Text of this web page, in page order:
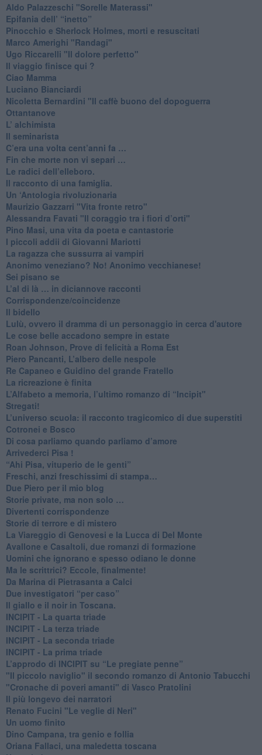
​Aldo Palazzeschi "Sorelle Materassi"
​Epifania dell’ “inetto”
Pinocchio e Sherlock Holmes, morti e resuscitati
​Marco Amerighi "Randagi"
Ugo Riccarelli "Il dolore perfetto"
​Il viaggio finisce qui ?
​Ciao Mamma
​Luciano Bianciardi
​Nicoletta Bernardini "Il caffè buono del dopoguerra
​Ottantanove
​L’ alchimista
Il seminarista
​C’era una volta cent’anni fa …
​Fin che morte non vi separi …
​Le radici dell’elleboro.
​Il racconto di una famiglia.
Un ‘Antologia rivoluzionaria
​Maurizio Gazzarri "Vita fronte retro"
​Alessandra Favati "Il coraggio tra i fiori d’orti"
​Pino Masi, una vita da poeta e cantastorie
​I piccoli addii di Giovanni Mariotti
​La ragazza che sussurra ai vampiri
​Anonimo veneziano? No! Anonimo vecchianese!
​Sei pisano se
​L’al di là … in diciannove racconti
Corrispondenze/coincidenze
Il bidello
Lulù, ovvero il dramma di un personaggio in cerca d'autore
Le cose belle accadono sempre in estate
Roan Johnson, Prove di felicità a Roma Est
Piero Pancanti, L’albero delle nespole
Re Capaneo e Guidino del grande Fratello
La ricreazione è finita
​L’Alfabeto a memoria, l’ultimo romanzo di “Incipit"
​Stregati!
L’universo scuola: il racconto tragicomico di due superstiti
Cotronei e Bosco
Di cosa parliamo quando parliamo d’amore
Arrivederci Pisa !
​“Ahi Pisa, vituperio de le genti”
Freschi, anzi freschissimi di stampa…
​Due Piero per il mio blog
​Storie private, ma non solo …
Divertenti corrispondenze
Storie di terrore e di mistero
La Viareggio di Genovesi e la Lucca di Del Monte
Avallone e Casaltoli, due romanzi di formazione
​Uomini che ignorano e spesso odiano le donne
Ma le scrittrici? Eccole, finalmente!
Da Marina di Pietrasanta a Calci
​Due investigatori “per caso”
​Il giallo e il noir in Toscana.
INCIPIT - La quarta triade
INCIPIT - La terza triade
INCIPIT - La seconda triade
INCIPIT - La prima triade
L’approdo di INCIPIT su “Le pregiate penne”
​"Il piccolo naviglio" il secondo romanzo di Antonio Tabucchi
​"Cronache di poveri amanti" di Vasco Pratolini
​Il più longevo dei narratori
Renato Fucini "Le veglie di Neri"
Un uomo finito
​Dino Campana, tra genio e follia
​Oriana Fallaci, una maledetta toscana